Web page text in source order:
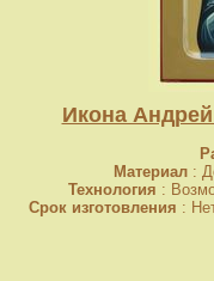
Икона
Материал:
Технология :
Срок изготовления :